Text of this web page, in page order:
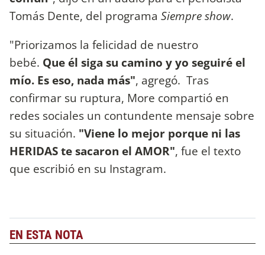
Tomás Dente, del programa Siempre show.
"Priorizamos la felicidad de nuestro
bebé. Que él siga su camino y yo seguiré el
mío. Es eso, nada más", agregó. Tras
confirmar su ruptura, More compartió en
redes sociales un contundente mensaje sobre
su situación. "Viene lo mejor porque ni las
HERIDAS te sacaron el AMOR", fue el texto
que escribió en su Instagram.
EN ESTA NOTA